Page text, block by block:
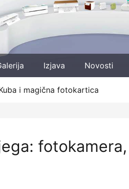
Izjava Novosti
i magična fotokartica
fotokamera,